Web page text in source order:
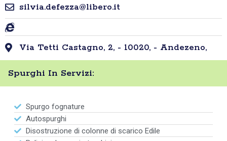
silvia.defezza@libero.it
Via Tetti Castagno, 2, - 10020, - Andezeno,
Spurghi In Servizi:
Spurgo fognature
Autospurghi
Disostruzione di colonne di scarico Edile